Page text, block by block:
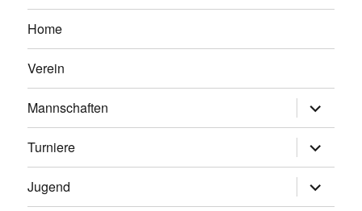
Home
Verein
Mannschaften
anzeigen
Turniere
anzeigen
Jugend
anzeigen